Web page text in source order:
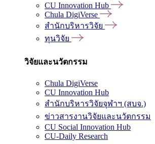
CU Innovation Hub
Chula DigiVerse
สำนักบริหารวิจัย
ทุนวิจัย
วิจัยและนวัตกรรม
Chula DigiVerse
CU Innovation Hub
สำนักบริหารวิจัยจุฬาฯ (สบจ.)
ข่าวสารงานวิจัยและนวัตกรรม
CU Social Innovation Hub
CU-Daily Research